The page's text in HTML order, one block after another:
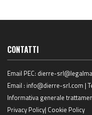
CONTATTI
Email PEC: dierre-
Email : info@dierre-srl.com |
Informativa generale
Privacy Policy| Cookie Policy